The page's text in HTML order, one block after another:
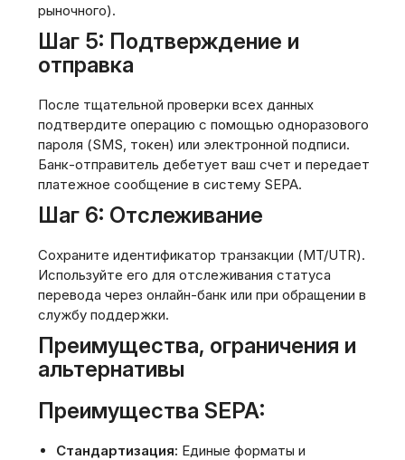
рыночного).
Шаг 5: Подтверждение и
отправка
После тщательной проверки всех данных
подтвердите операцию с помощью одноразового
пароля (SMS‚ токен) или электронной подписи.
Банк-отправитель дебетует ваш счет и передает
платежное сообщение в систему SEPA.
Шаг 6: Отслеживание
Сохраните идентификатор транзакции (MT/UTR).
Используйте его для отслеживания статуса
перевода через онлайн-банк или при обращении в
службу поддержки.
Преимущества‚ ограничения и
альтернативы
Преимущества SEPA:
Стандартизация: Единые форматы и